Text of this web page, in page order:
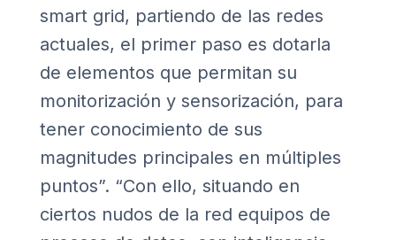
smart grid, partiendo de las redes
actuales, el primer paso es dotarla
de elementos que permitan su
monitorización y sensorización, para
tener conocimiento de sus
magnitudes principales en múltiples
puntos”. “Con ello, situando en
ciertos nudos de la red equipos de